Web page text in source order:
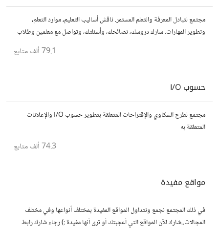
مجتمع لتبادل المعرفة والتعلم المستمر. ناقش أساليب التعليم، موارد التعلم،
وتطوير المهارات. شارك دروسك، نصائحك، وأسئلتك، وتواصل مع معلمين وطلاب
79.1 ألف متابع
حسوب I/O
مجتمع لطرح الشكاوي والإقتراحات المتعلقة بتطوير حسوب I/O والإعلانات
المتعلقة به
74.3 ألف متابع
مواقع مفيدة
في ذلك المجتمع نجمع ونتداول المواقع المفيدة بمختلف أنواعها وفي مختلف
المجالات..شارك الآن المواقع التي أعجبتك أو ترى أنها مفيدة :) رجاء شارك رابط